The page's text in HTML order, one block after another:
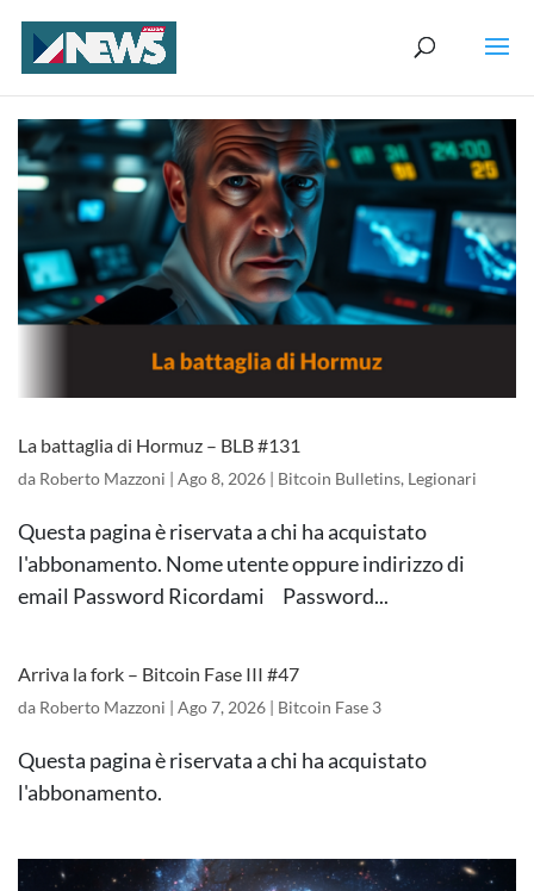
La battaglia di Hormuz – BLB #131
da Roberto Mazzoni | Ago 8, 2026 | Bitcoin Bulletins, Legionari
Questa pagina è riservata a chi ha acquistato
l'abbonamento. Nome utente oppure indirizzo di
email Password Ricordami Password...
Arriva la fork – Bitcoin Fase III #47
da Roberto Mazzoni | Ago 7, 2026 | Bitcoin Fase 3
Questa pagina è riservata a chi ha acquistato
l'abbonamento.